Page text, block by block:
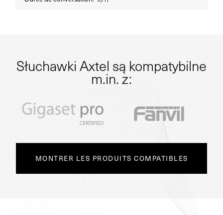
Słuchawki Axtel są kompatybilne
m.in. z:
MONTRER LES PRODUITS COMPATIBLES